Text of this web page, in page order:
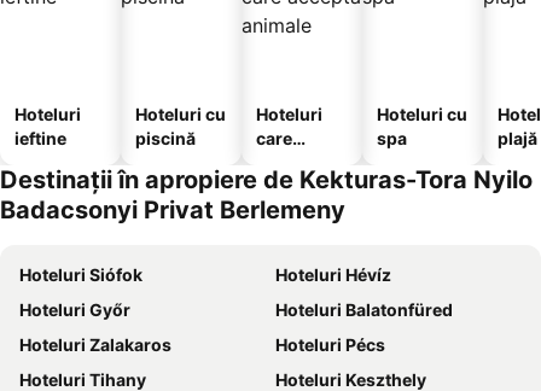
Hoteluri
ieftine
Hoteluri cu
piscină
Hoteluri
care
animale
Hoteluri cu
spa
plajă
Destinații în apropiere de Kekturas-Tora Nyilo
Badacsonyi Privat Berlemeny
Hoteluri Siófok
Hoteluri Hévíz
Hoteluri Győr
Hoteluri Balatonfüred
Hoteluri Zalakaros
Hoteluri Pécs
Hoteluri Tihany
Hoteluri Keszthely